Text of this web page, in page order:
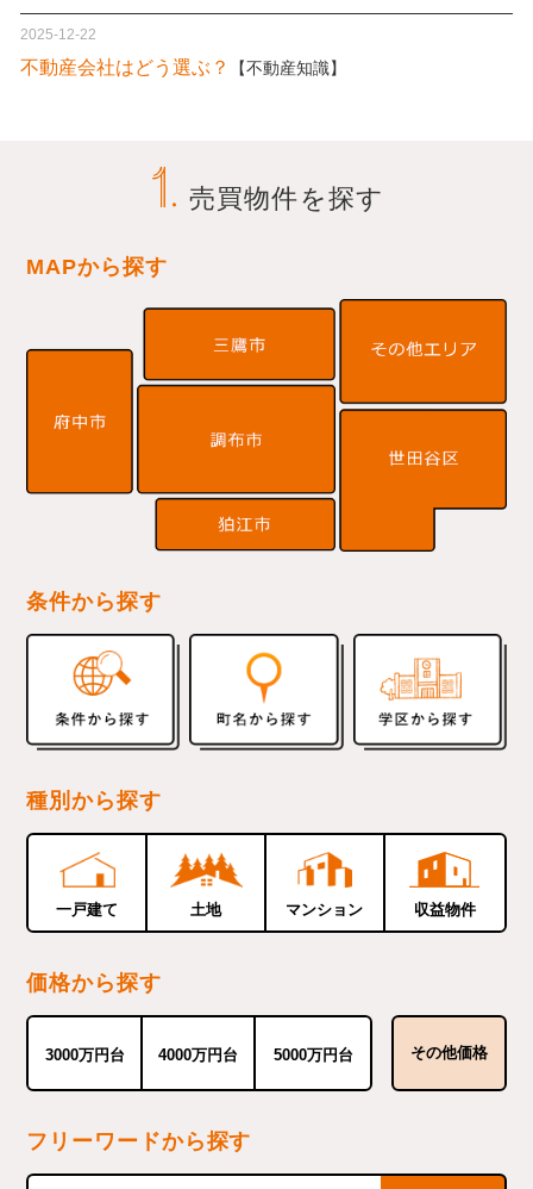
売買物件を探す
MAPから探す
条件から探す
種別から探す
一戸建て 土地 マンション 収益物件
価格から探す
3000万円台 4000万円台 5000万円台 その他価格
フリーワードから探す